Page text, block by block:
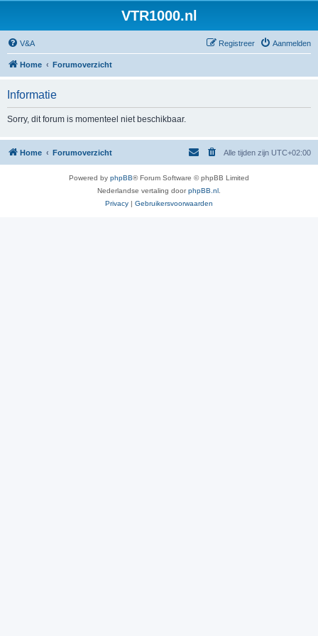
VTR1000.nl
V&A Aanmelden
Registreer
Home Forumoverzicht
Informatie
Sorry, dit forum is momenteel niet beschikbaar.
Home Forumoverzicht Alle tijden zijn UTC+02:00
Powered by phpBB® Forum Software © phpBB Limited
Nederlandse vertaling doorphpBB.nl
Privacy | Gebruikersvoorwaarden